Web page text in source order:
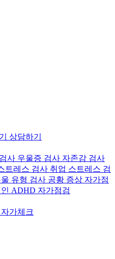
상담하기
사 우울증 검사 자존감 검사
트레스 검사 취업 스트레스 검
유형 검사 공황 증상 자가점
인 ADHD 자가점검
가체크